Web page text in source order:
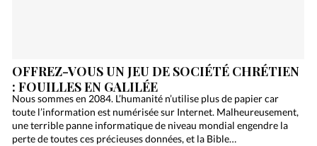
OFFREZ-VOUS UN JEU DE SOCIÉTÉ CHRÉTIEN
: FOUILLES EN GALILÉE
Nous sommes en 2084. L’humanité n’utilise plus de papier car
toute l’information est numérisée sur Internet. Malheureusement,
une terrible panne informatique de niveau mondial engendre la
perte de toutes ces précieuses données, et la Bible…